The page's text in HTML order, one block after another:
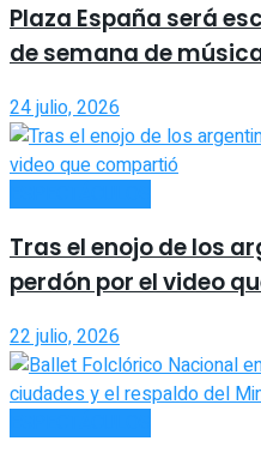
Plaza España será
de semana de
24 julio, 2026
Tras el enojo de los
perdón por el video
22 julio, 2026